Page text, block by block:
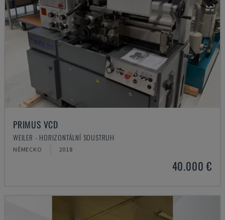
PRIMUS VCD
WEILER - HORIZONTÁLNÍ SOUSTRUH
NĚMECKO 2018
40.000 €